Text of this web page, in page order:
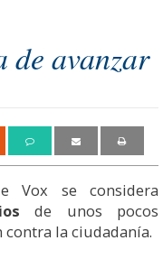
de avanzar
Vox se considera
de unos pocos
contra la ciudadanía.